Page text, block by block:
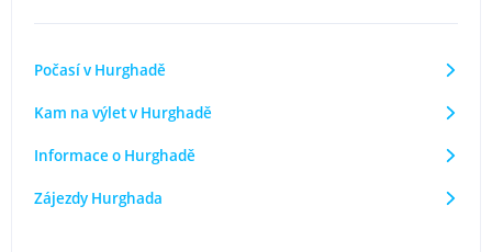
Počasí v Hurghadě
Kam na výlet v Hurghadě
Informace o Hurghadě
Zájezdy Hurghada